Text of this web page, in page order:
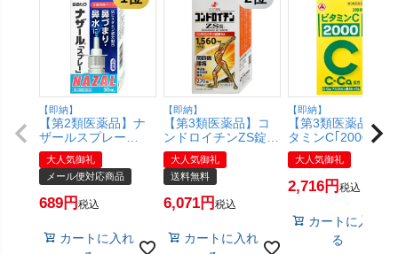
【即納】
【第2類医薬品】ナ
ザールスプレー
30ml(セルフメディ
ケーション税制対象)
【メール便対応商
品】【SBT】
大人気御礼
メール便対応商品
689 税込
カートに入れ
【即納】
【第3類医薬品】コ
ンドロイチンZS錠
270錠【ゼリア新
薬】【宅配便送料無
料】
大人気御礼
送料無料
6,071 税込
カートに入れ
【即納】
【第3類医薬品】ビ
タミンC｢2000｣
錠(旧ビタミンC タ
ダ)【アリナミン製
薬】【ビタミンC
2000/肌トラブル/し
【SBT】 (6055599)
大人気御礼
2,716 税込
カートに入れ
る